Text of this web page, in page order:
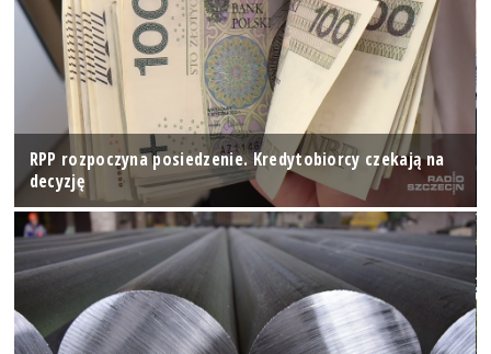
RPP rozpoczyna posiedzenie. Kredytobiorcy czekają na
decyzję